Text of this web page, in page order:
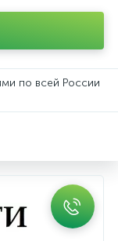
по всей России